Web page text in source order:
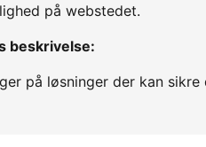
på webstedet.
beskrivelse:
på løsninger der kan